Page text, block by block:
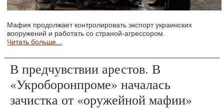
Мафия продолжает контролировать экспорт украинских
вооружений и работать со страной-агрессором.
Читать больше...
В предчувствии арестов. В
«Укроборонпроме» началась
зачистка от «оружейной мафии»